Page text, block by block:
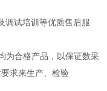
调试培训等优质售后服
为合格产品，以保证数采
求来生产、检验